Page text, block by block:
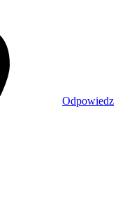
Odpowiedz